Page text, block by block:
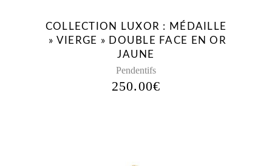
COLLECTION LUXOR : MÉDAILLE
» VIERGE » DOUBLE FACE EN OR
JAUNE
Pendentifs
250.00€